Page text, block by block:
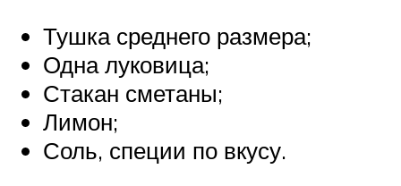
Тушка среднего размера;
Одна луковица;
Стакан сметаны;
Лимон;
Соль, специи по вкусу.